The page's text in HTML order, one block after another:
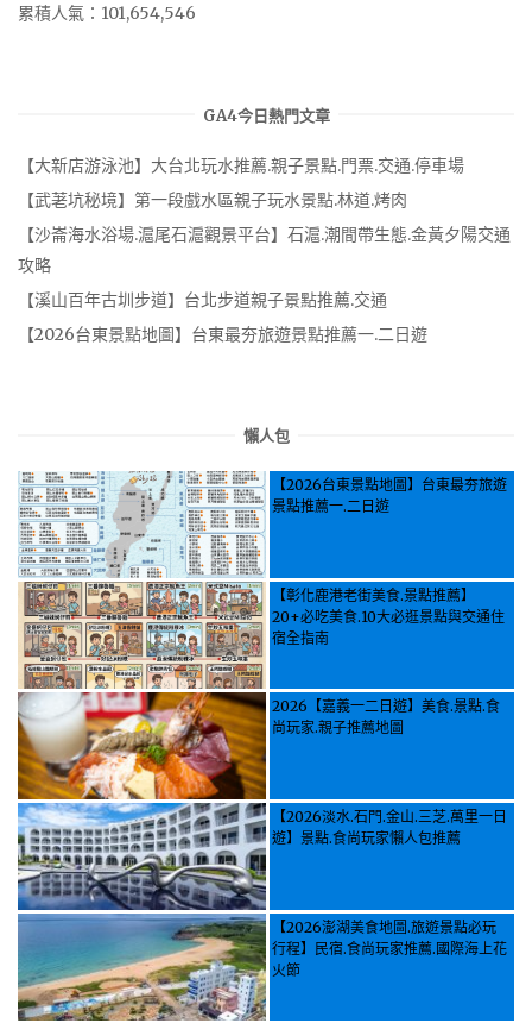
累積人氣：101,654,546
GA4今日熱門文章
【大新店游泳池】大台北玩水推薦.親子景點.門票.交通.停車場
【武荖坑秘境】第一段戲水區親子玩水景點.林道.烤肉
【沙崙海水浴場.滬尾石滬觀景平台】石滬.潮間帶生態.金黃夕陽交通
攻略
【溪山百年古圳步道】台北步道親子景點推薦.交通
【2026台東景點地圖】台東最夯旅遊景點推薦一.二日遊
懶人包
【2026台東景點地圖】台東最夯旅遊
景點推薦一.二日遊
【彰化鹿港老街美食.景點推薦】
20+必吃美食.10大必逛景點與交通住
宿全指南
2026【嘉義一二日遊】美食.景點.食
尚玩家.親子推薦地圖
【2026淡水.石門.金山.三芝.萬里一日
遊】景點.食尚玩家懶人包推薦
【2026澎湖美食地圖.旅遊景點必玩
行程】民宿.食尚玩家推薦.國際海上花
火節